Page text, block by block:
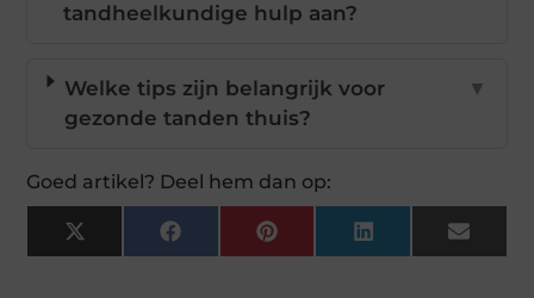
tandheelkundige hulp aan?
Welke tips zijn belangrijk voor
gezonde tanden thuis?
▼
Goed artikel? Deel hem dan op:
X
(Twitter)
FacebookPinterestLinkedInEmail